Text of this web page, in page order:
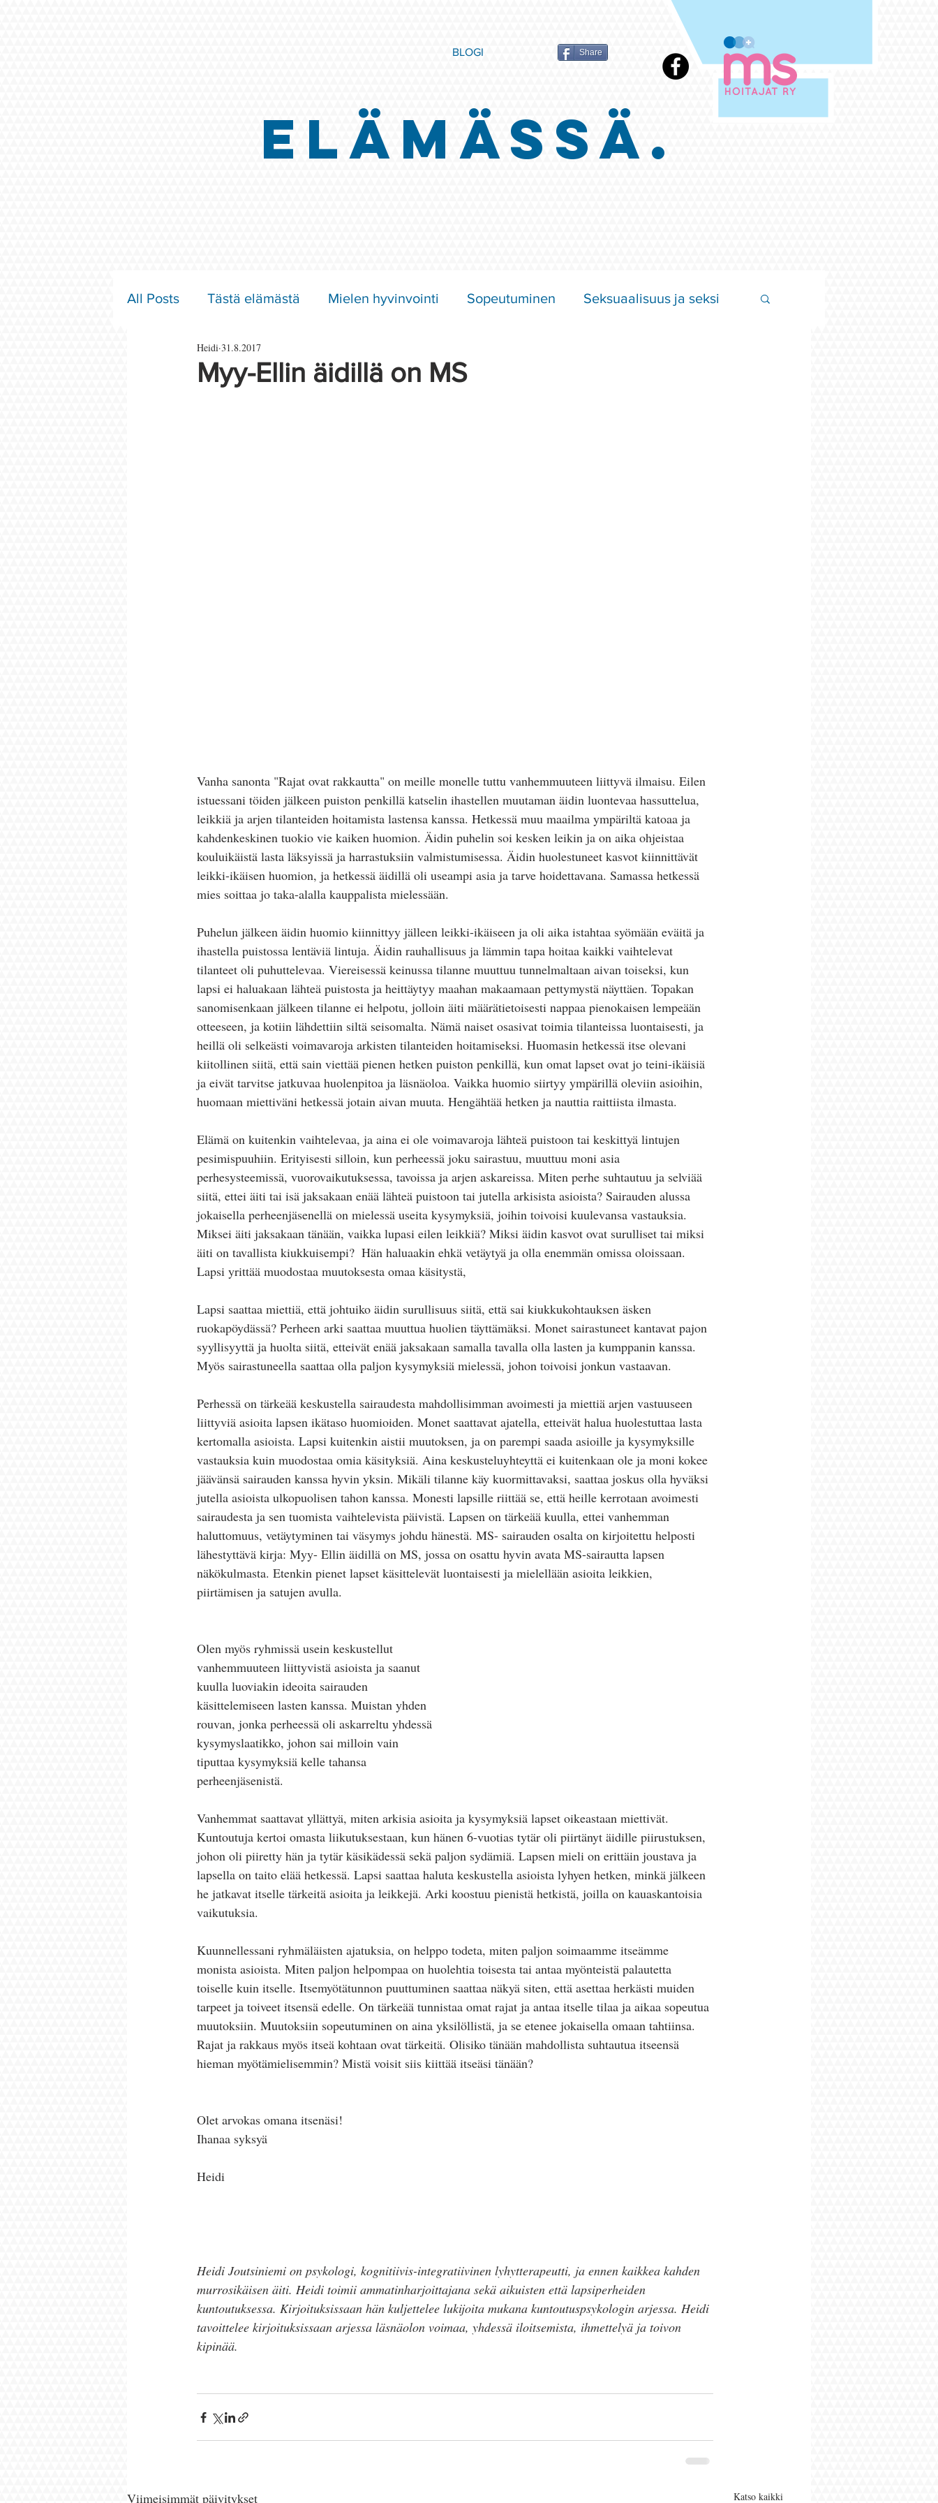
BLOGI Share
ELÄMÄSSÄ.
All Posts Tästä elämästä Mielen hyvinvointi Sopeutuminen Seksuaalisuus ja seksi
Parisuhde ja rakkaus
Myy-Ellin äidillä on MS
Heidi 31.8.2017
Vanha sanonta "Rajat ovat rakkautta" on meille monelle tuttu vanhemmuuteen liittyvä ilmaisu. Eilen
istuessani töiden jälkeen puiston penkillä katselin ihastellen muutaman äidin luontevaa hassuttelua,
leikkiä ja arjen tilanteiden hoitamista lastensa kanssa. Hetkessä muu maailma ympäriltä katoaa ja
kahdenkeskinen tuokio vie kaiken huomion. Äidin puhelin soi kesken leikin ja on aika ohjeistaa
kouluikäistä lasta läksyissä ja harrastuksiin valmistumisessa. Äidin huolestuneet kasvot kiinnittävät
leikki-ikäisen huomion, ja hetkessä äidillä oli useampi asia ja tarve hoidettavana. Samassa hetkessä
mies soittaa jo taka-alalla kauppalista mielessään.
Puhelun jälkeen äidin huomio kiinnittyy jälleen leikki-ikäiseen ja oli aika istahtaa syömään eväitä ja
ihastella puistossa lentäviä lintuja. Äidin rauhallisuus ja lämmin tapa hoitaa kaikki vaihtelevat
tilanteet oli puhuttelevaa. Viereisessä keinussa tilanne muuttuu tunnelmaltaan aivan toiseksi, kun
lapsi ei haluakaan lähteä puistosta ja heittäytyy maahan makaamaan pettymystä näyttäen. Topakan
sanomisenkaan jälkeen tilanne ei helpotu, jolloin äiti määrätietoisesti nappaa pienokaisen lempeään
otteeseen, ja kotiin lähdettiin siltä seisomalta. Nämä naiset osasivat toimia tilanteissa luontaisesti, ja
heillä oli selkeästi voimavaroja arkisten tilanteiden hoitamiseksi. Huomasin hetkessä itse olevani
kiitollinen siitä, että sain viettää pienen hetken puiston penkillä, kun omat lapset ovat jo teini-ikäisiä
ja eivät tarvitse jatkuvaa huolenpitoa ja läsnäoloa. Vaikka huomio siirtyy ympärillä oleviin asioihin,
huomaan miettiväni hetkessä jotain aivan muuta. Hengähtää hetken ja nauttia raittiista ilmasta.
Elämä on kuitenkin vaihtelevaa, ja aina ei ole voimavaroja lähteä puistoon tai keskittyä lintujen
pesimispuuhiin. Erityisesti silloin, kun perheessä joku sairastuu, muuttuu moni asia
perhesysteemissä, vuorovaikutuksessa, tavoissa ja arjen askareissa. Miten perhe suhtautuu ja selviää
siitä, ettei äiti tai isä jaksakaan enää lähteä puistoon tai jutella arkisista asioista? Sairauden alussa
jokaisella perheenjäsenellä on mielessä useita kysymyksiä, joihin toivoisi kuulevansa vastauksia.
Miksei äiti jaksakaan tänään, vaikka lupasi eilen leikkiä? Miksi äidin kasvot ovat surulliset tai miksi
äiti on tavallista kiukkuisempi?  Hän haluaakin ehkä vetäytyä ja olla enemmän omissa oloissaan.
Lapsi yrittää muodostaa muutoksesta omaa käsitystä,
Lapsi saattaa miettiä, että johtuiko äidin surullisuus siitä, että sai kiukkukohtauksen äsken
ruokapöydässä? Perheen arki saattaa muuttua huolien täyttämäksi. Monet sairastuneet kantavat pajon
syyllisyyttä ja huolta siitä, etteivät enää jaksakaan samalla tavalla olla lasten ja kumppanin kanssa.
Myös sairastuneella saattaa olla paljon kysymyksiä mielessä, johon toivoisi jonkun vastaavan.
Perhessä on tärkeää keskustella sairaudesta mahdollisimman avoimesti ja miettiä arjen vastuuseen
liittyviä asioita lapsen ikätaso huomioiden. Monet saattavat ajatella, etteivät halua huolestuttaa lasta
kertomalla asioista. Lapsi kuitenkin aistii muutoksen, ja on parempi saada asioille ja kysymyksille
vastauksia kuin muodostaa omia käsityksiä. Aina keskusteluyhteyttä ei kuitenkaan ole ja moni kokee
jäävänsä sairauden kanssa hyvin yksin. Mikäli tilanne käy kuormittavaksi, saattaa joskus olla hyväksi
jutella asioista ulkopuolisen tahon kanssa. Monesti lapsille riittää se, että heille kerrotaan avoimesti
sairaudesta ja sen tuomista vaihtelevista päivistä. Lapsen on tärkeää kuulla, ettei vanhemman
haluttomuus, vetäytyminen tai väsymys johdu hänestä. MS- sairauden osalta on kirjoitettu helposti
lähestyttävä kirja: Myy- Ellin äidillä on MS, jossa on osattu hyvin avata MS-sairautta lapsen
näkökulmasta. Etenkin pienet lapset käsittelevät luontaisesti ja mielellään asioita leikkien,
piirtämisen ja satujen avulla.
Olen myös ryhmissä usein keskustellut
vanhemmuuteen liittyvistä asioista ja saanut
kuulla luoviakin ideoita sairauden
käsittelemiseen lasten kanssa. Muistan yhden
rouvan, jonka perheessä oli askarreltu yhdessä
kysymyslaatikko, johon sai milloin vain
tiputtaa kysymyksiä kelle tahansa
perheenjäsenistä.
Vanhemmat saattavat yllättyä, miten arkisia asioita ja kysymyksiä lapset oikeastaan miettivät.
Kuntoutuja kertoi omasta liikutuksestaan, kun hänen 6-vuotias tytär oli piirtänyt äidille piirustuksen,
johon oli piiretty hän ja tytär käsikädessä sekä paljon sydämiä. Lapsen mieli on erittäin joustava ja
lapsella on taito elää hetkessä. Lapsi saattaa haluta keskustella asioista lyhyen hetken, minkä jälkeen
he jatkavat itselle tärkeitä asioita ja leikkejä. Arki koostuu pienistä hetkistä, joilla on kauaskantoisia
vaikutuksia.
Kuunnellessani ryhmäläisten ajatuksia, on helppo todeta, miten paljon soimaamme itseämme
monista asioista. Miten paljon helpompaa on huolehtia toisesta tai antaa myönteistä palautetta
toiselle kuin itselle. Itsemyötätunnon puuttuminen saattaa näkyä siten, että asettaa herkästi muiden
tarpeet ja toiveet itsensä edelle. On tärkeää tunnistaa omat rajat ja antaa itselle tilaa ja aikaa sopeutua
muutoksiin. Muutoksiin sopeutuminen on aina yksilöllistä, ja se etenee jokaisella omaan tahtiinsa.
Rajat ja rakkaus myös itseä kohtaan ovat tärkeitä. Olisiko tänään mahdollista suhtautua itseensä
hieman myötämielisemmin? Mistä voisit siis kiittää itseäsi tänään?
Olet arvokas omana itsenäsi!
Ihanaa syksyä
Heidi
Heidi Joutsiniemi on psykologi, kognitiivis-integratiivinen lyhytterapeutti, ja ennen kaikkea kahden
murrosikäisen äiti. Heidi toimii ammatinharjoittajana sekä aikuisten että lapsiperheiden
kuntoutuksessa. Kirjoituksissaan hän kuljettelee lukijoita mukana kuntoutuspsykologin arjessa. Heidi
tavoittelee kirjoituksissaan arjessa läsnäolon voimaa, yhdessä iloitsemista, ihmettelyä ja toivon
kipinää.
Viimeisimmät päivitykset Katso kaikki